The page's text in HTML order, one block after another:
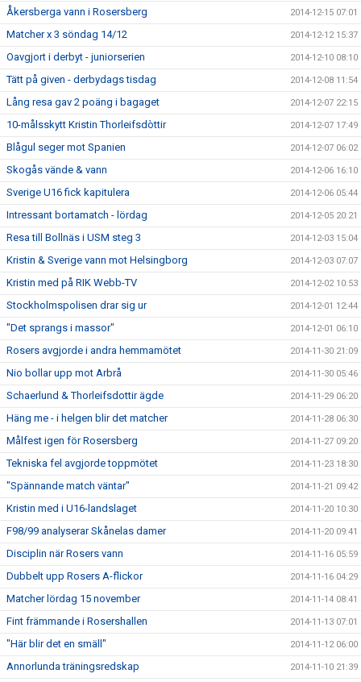
Åkersberga vann i Rosersberg 2014-12-15 07:01
Matcher x 3 söndag 14/12 2014-12-12 15:37
Oavgjort i derbyt - juniorserien 2014-12-10 08:10
Tätt på given - derbydags tisdag 2014-12-08 11:54
Lång resa gav 2 poäng i bagaget 2014-12-07 22:15
10-målsskytt Kristin Thorleifsdòttir 2014-12-07 17:49
Blågul seger mot Spanien 2014-12-07 06:02
Skogås vände & vann 2014-12-06 16:10
Sverige U16 fick kapitulera 2014-12-06 05:44
Intressant bortamatch - lördag 2014-12-05 20:21
Resa till Bollnäs i USM steg 3 2014-12-03 15:04
Kristin & Sverige vann mot Helsingborg 2014-12-03 07:07
Kristin med på RIK Webb-TV 2014-12-02 10:53
Stockholmspolisen drar sig ur 2014-12-01 12:44
"Det sprangs i massor" 2014-12-01 06:10
Rosers avgjorde i andra hemmamötet 2014-11-30 21:09
Nio bollar upp mot Arbrå 2014-11-30 05:46
Schaerlund & Thorleifsdottir ägde 2014-11-29 06:20
Häng me - i helgen blir det matcher 2014-11-28 06:30
Målfest igen för Rosersberg 2014-11-27 09:20
Tekniska fel avgjorde toppmötet 2014-11-23 18:30
"Spännande match väntar" 2014-11-21 09:42
Kristin med i U16-landslaget 2014-11-20 10:30
F98/99 analyserar Skånelas damer 2014-11-20 09:41
Disciplin när Rosers vann 2014-11-16 05:59
Dubbelt upp Rosers A-flickor 2014-11-16 04:29
Matcher lördag 15 november 2014-11-14 08:41
Fint främmande i Rosershallen 2014-11-13 07:01
"Här blir det en smäll" 2014-11-12 06:00
Annorlunda träningsredskap 2014-11-10 21:39